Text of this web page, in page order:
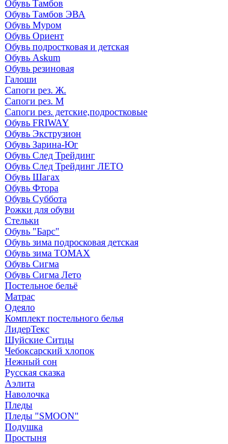
Обувь Тамбов
Обувь Тамбов ЭВА
Обувь Муром
Обувь Ориент
Обувь подростковая и детская
Обувь Askum
Обувь резиновая
Галоши
Сапоги рез. Ж.
Сапоги рез. М
Сапоги рез. детские,подростковые
Обувь FRIWAY
Обувь Экструзион
Обувь Зарина-Юг
Обувь След Трейдинг
Обувь След Трейдинг ЛЕТО
Обувь Шагах
Обувь Фтора
Обувь Суббота
Рожки для обуви
Стельки
Обувь "Барс"
Обувь зима подросковая детская
Обувь зима ТОМАХ
Обувь Сигма
Обувь Сигма Лето
Постельное бельё
Матрас
Одеяло
Комплект постельного белья
ЛидерТекс
Шуйские Ситцы
Чебоксарский хлопок
Нежный сон
Русская сказка
Аэлита
Наволочка
Пледы
Пледы "SMOON"
Подушка
Простыня